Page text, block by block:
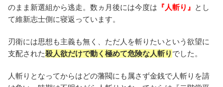
のまま新選組から逃走。数ヵ月後には今度は 『人斬り』 とし
て維新志士側に寝返っています。
刃衛には思想も主義も無く、ただ人を斬りたいという欲望に
支配された殺人欲だけで動く極めて危険な人斬り でした。
人斬りとなってからはどの藩閥にも属さず金銭で人斬りを請